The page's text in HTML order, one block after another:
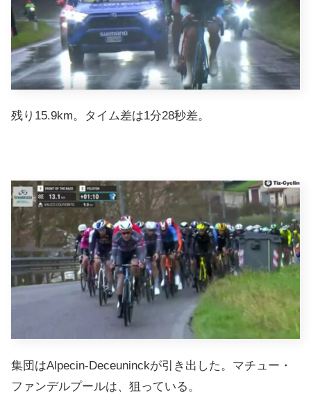
残り15.9km。タイム差は1分28秒差。
集団はAlpecin-Deceuninckが引き出した。マチュー・
ファンデルプールは、狙っている。